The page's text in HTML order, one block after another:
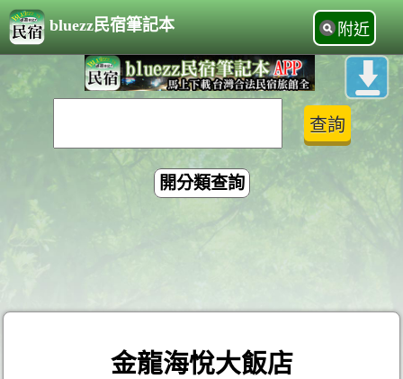
bluezz民宿筆記本 附近
開分類查詢
金龍海悅大飯店